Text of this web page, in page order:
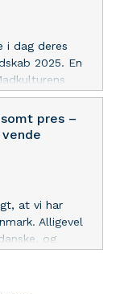
i dag deres
2025. En
pres –
at vi har
Alligevel
og